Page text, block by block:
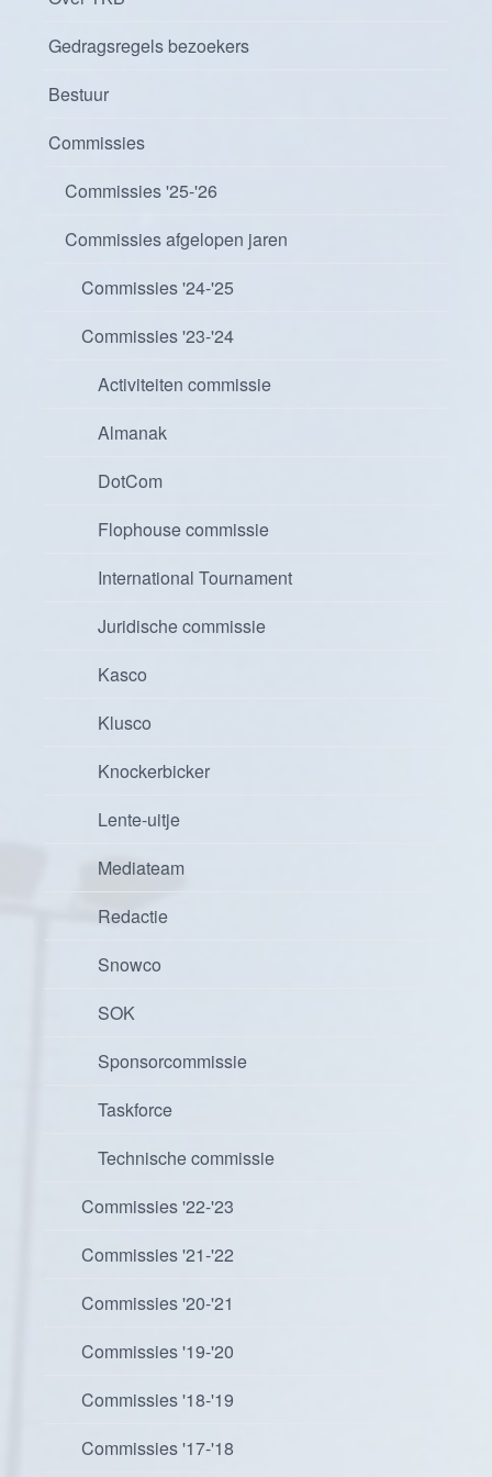
Gedragsregels bezoekers
Bestuur
Commissies
Commissies '25-'26
Commissies afgelopen jaren
Commissies '24-'25
Commissies '23-'24
Activiteiten commissie
Almanak
DotCom
Flophouse commissie
International Tournament
Juridische commissie
Kasco
Klusco
Knockerbicker
Lente-uitje
Mediateam
Redactie
Snowco
SOK
Sponsorcommissie
Taskforce
Technische commissie
Commissies '22-'23
Commissies '21-'22
Commissies '20-'21
Commissies '19-'20
Commissies '18-'19
Commissies '17-'18